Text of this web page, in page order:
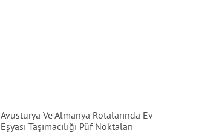
Avusturya Ve Almanya Rotalarında Ev
Eşyası Taşımacılığı Püf Noktaları